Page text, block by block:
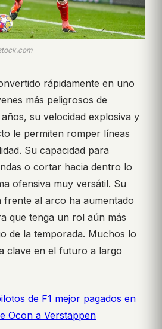
rápidamente en uno
más peligrosos de
su velocidad explosiva y
le permiten romper líneas
Su capacidad para
o cortar hacia dentro lo
ofensiva muy versátil. Su
al arco ha aumentado
que tenga un rol aún más
de la temporada. Muchos lo
clave en el futuro a largo
de F1 mejor pagados en
Ocon a Verstappen